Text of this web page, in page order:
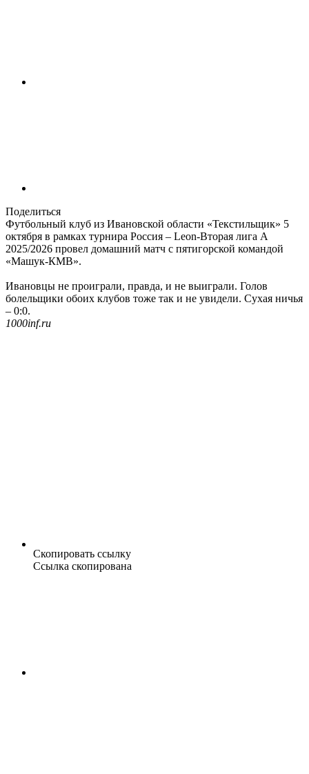
Поделиться
Футбольный клуб из Ивановской области «Текстильщик» 5
октября в рамках турнира Россия – Leon-Вторая лига А
2025/2026 провел домашний матч с пятигорской командой
«Машук-КМВ».
Ивановцы не проиграли, правда, и не выиграли. Голов
болельщики обоих клубов тоже так и не увидели. Сухая ничья
– 0:0.
1000inf.ru
Скопировать ссылку
Ссылка скопирована